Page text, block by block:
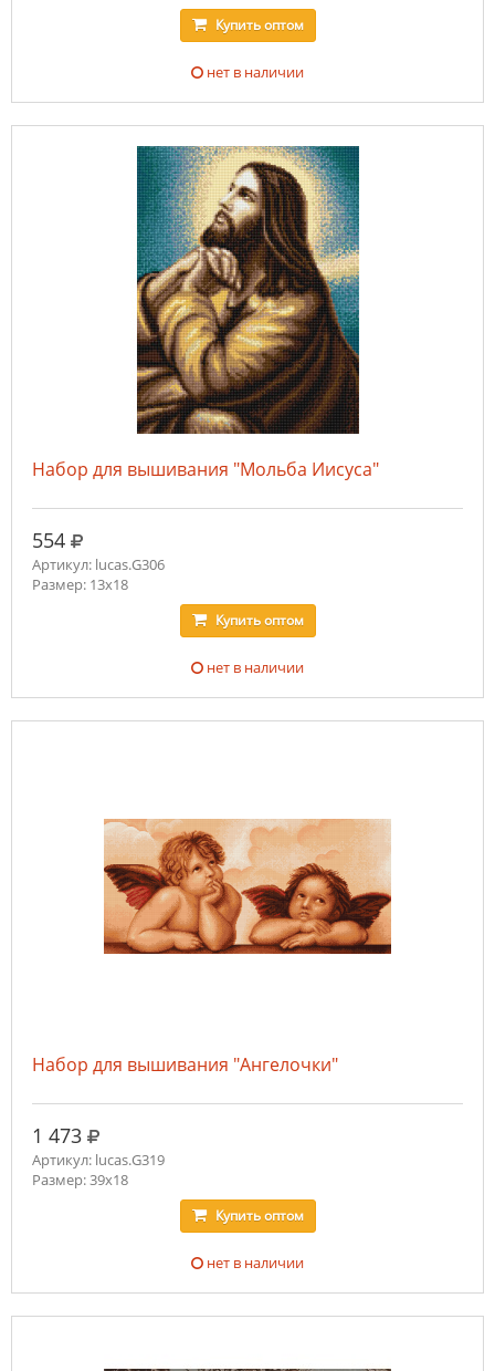
Купитьоптом
нет в наличии
Набор для вышивания "Мольба Иисуса"
554 руб.
Артикул: lucas.G306
Размер: 13x18
Купитьоптом
нет в наличии
Набор для вышивания "Ангелочки"
1 473 руб.
Артикул: lucas.G319
Размер: 39x18
Купитьоптом
нет в наличии